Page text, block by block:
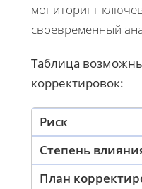
мониторинг
своевременный
Таблица
корректировок:
Риск
Степень
План